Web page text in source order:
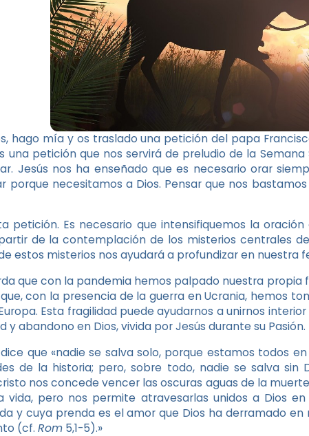
hago mía y os traslado una petición del papa
una petición que nos servirá de preludio de la Semana
Jesús nos ha enseñado que es necesario orar
porque necesitamos a Dios. Pensar que nos
petición. Es necesario que intensifiquemos la
de la contemplación de los misterios centrales
estos misterios nos ayudará a profundizar en nuestra
que con la pandemia hemos palpado nuestra propia
con la presencia de la guerra en Ucrania, hemos
Esta fragilidad puede ayudarnos a unirnos
y abandono en Dios, vivida por Jesús durante su Pasión.
que «nadie se salva solo, porque estamos todos
de la historia; pero, sobre todo, nadie se salva sin
nos concede vencer las oscuras aguas de la
vida, pero nos permite atravesarlas unidos a Dios
y cuya prenda es el amor que Dios ha derramado en
(cf. Rom 5,1-5).»